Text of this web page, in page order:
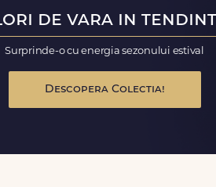
de vara in
Surprinde-o cu energia sezonului estival
Descopera Colectia!